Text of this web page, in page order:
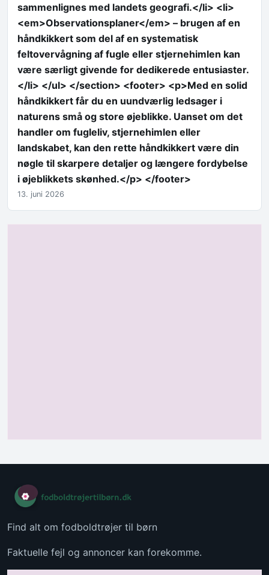
sammenlignes med landets geografi.</li> <li>
<em>Observationsplaner</em> – brugen af en
håndkikkert som del af en systematisk
feltovervågning af fugle eller stjernehimlen kan
være særligt givende for dedikerede entusiaster.
</li> </ul> </section> <footer> <p>Med en solid
håndkikkert får du en uundværlig ledsager i
naturens små og store øjeblikke. Uanset om det
handler om fugleliv, stjernehimlen eller
landskabet, kan den rette håndkikkert være din
nøgle til skarpere detaljer og længere fordybelse
i øjeblikkets skønhed.</p> </footer>
13. juni 2026
Find alt om fodboldtrøjer til børn
Faktuelle fejl og annoncer kan forekomme.